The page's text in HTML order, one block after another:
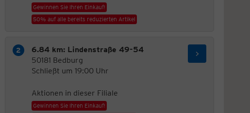
Gewinnen Sie Ihren Einkauf!
50% auf alle bereits reduzierten Artikel
6.84 km: Lindenstraße 49-54
50181 Bedburg
Schließt um 19:00 Uhr
Aktionen in dieser Filiale
Gewinnen Sie Ihren Einkauf!